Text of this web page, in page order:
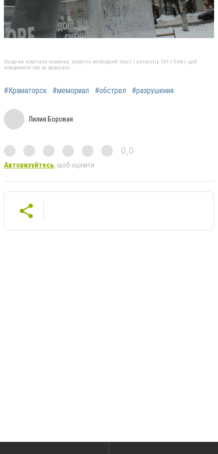
Якщо ви помітили помилку, виділіть необхідний текст і натисніть Ctrl + Enter, щоб
повідомити про це редакцію
#Краматорск #мемориал #обстрел #разрушения
Лилия Боровая
0,0
Авторизуйтесь, щоб оцінити